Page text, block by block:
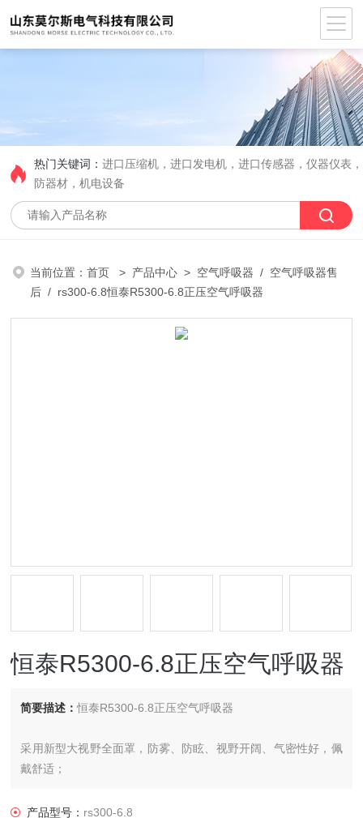
热门关键词：进口压缩机，进口发电机，进口传感器，仪器仪表
防器材，机电设备
当前位置：首页 > 产品中心 > 空气呼吸器 / 空气呼吸器售
后 / rs300-6.8恒泰R5300-6.8正压空气呼吸器
恒泰R5300-6.8正压空气呼吸器
简要描述：恒泰R5300-6.8正压空气呼吸器
采用新型大视野全面罩，防雾、防眩、视野开阔、气密性好，佩
戴舒适；
产品型号： rs300-6.8